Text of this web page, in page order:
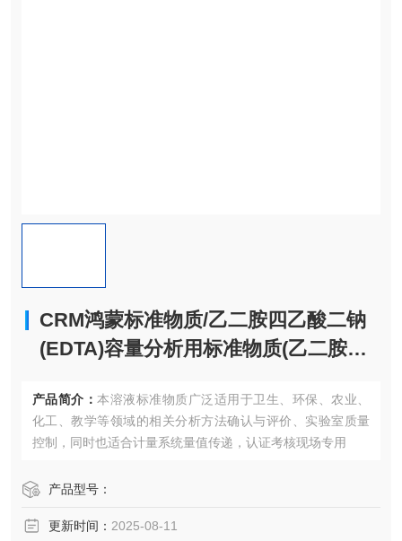
CRM鸿蒙标准物质/乙二胺四乙酸二钠
(EDTA)容量分析用标准物质(乙二胺四
产品简介： 本溶液标准物质广泛适用于卫生、环保、农业、
化工、教学等领域的相关分析方法确认与评价、实验室质量
控制，同时也适合计量系统量值传递，认证考核现场专用
产品型号：
更新时间： 2025-08-11